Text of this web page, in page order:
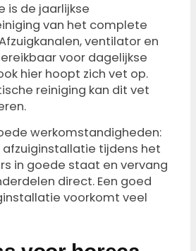
is de jaarlijkse
van het complete
ventilator en
voor dagelijkse
hier hoopt zich vet op.
reiniging kan dit vet
werkomstandigheden:
tijdens het
in goede staat en vervang
direct. Een goed
voorkomt veel